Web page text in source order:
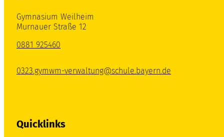
Gymnasium Weilheim
Murnauer Straße 12
0881 925460
0323.gymwm-verwaltung@schule.bayern.de
Quicklinks